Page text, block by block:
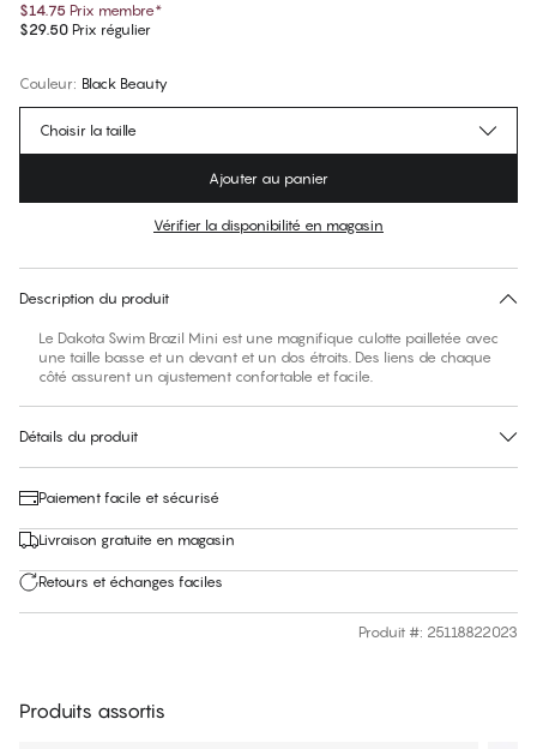
$14.75 Prix membre*
$29.50 Prix régulier
Couleur: Black Beauty
Pas de taille suggérée pour cet article
Choisir la taille
Ajouter au panier
Vérifier la disponibilité en magasin
Description du produit
Le Dakota Swim Brazil Mini est une magnifique culotte pailletée avec
une taille basse et un devant et un dos étroits. Des liens de chaque
côté assurent un ajustement confortable et facile.
Détails du produit
Paiement facile et sécurisé
Livraison gratuite en magasin
Retours et échanges faciles
Produit #: 25118822023
Produits assortis